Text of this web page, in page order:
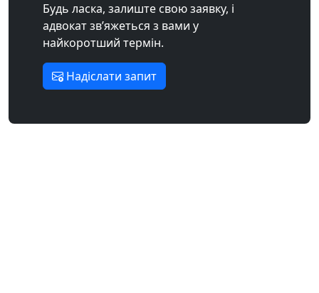
Будь ласка, залиште свою заявку, і
адвокат зв’яжеться з вами у
найкоротший термін.
Надіслати запит